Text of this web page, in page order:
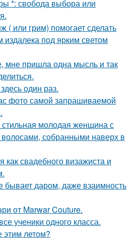
*: свобода выбора или
( или грим) помогает сделать
издалека под ярким светом
мне пришла одна мысль и так
один раз.
фото самой запрашиваемой
молодая женщина с
собранными наверх в
как свадебного визажиста и
бывает даром, даже взаимность
от Marwar Couture.
ученики одного класса.
этим летом?